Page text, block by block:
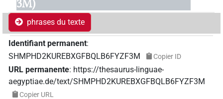
3M)
phrases du texte
Identifiant permanent:
SHMPHD2KUREBXGFBQLB6FYZF3M
Copier ID
URL permanente: https://thesaurus-linguae-
aegyptiae.de/text/SHMPHD2KUREBXGFBQLB6FYZF3M
Copier URL